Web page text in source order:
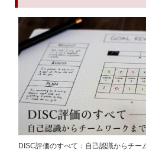
DISC評価のすべて：自己認識からチー